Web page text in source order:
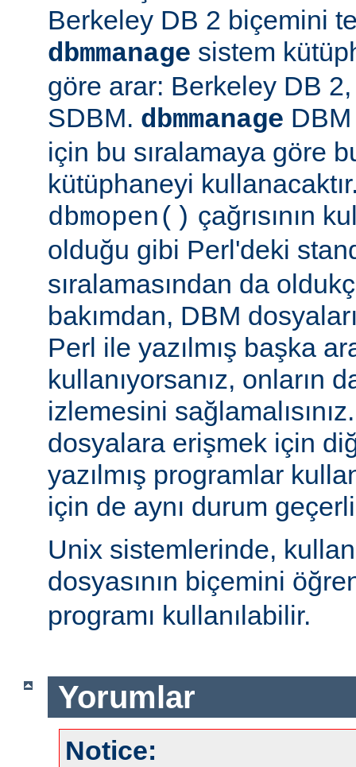
Berkeley DB 2 biçemini
dbmmanage sistem
göre arar: Berkeley DB
SDBM. dbmmanage
için bu sıralamaya göre
kütüphaneyi
dbmopen() çağrısının
olduğu gibi Perl'deki
sıralamasından da
bakımdan, DBM
Perl ile yazılmış başka
kullanıyorsanız, onların
izlemesini
dosyalara erişmek için
yazılmış programlar
için de aynı durum
Unix sistemlerinde,
dosyasının biçemini
programı kullanılabilir.
Yorumlar
Notice: